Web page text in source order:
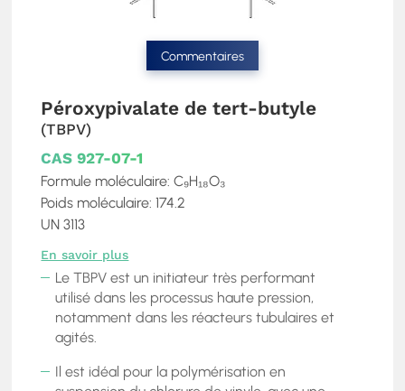
Commentaires
Péroxypivalate de tert-butyle
(TBPV)
CAS 927-07-1
Formule moléculaire: C₉H₁₈O₃
Poids moléculaire: 174.2
UN 3113
En savoir plus
Le TBPV est un initiateur très performant
utilisé dans les processus haute pression,
notamment dans les réacteurs tubulaires et
agités.
Il est idéal pour la polymérisation en